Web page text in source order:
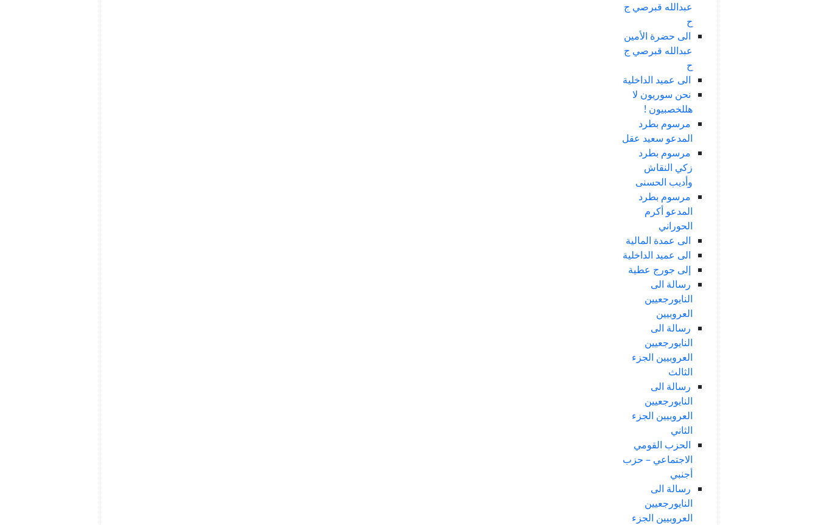
عبدالله قبرصي ج
ح
الى حضرة الأمين
عبدالله قبرصي ج
ح
الى عميد الداخلية
نحن سوريون لا
هللخصبيون !
مرسوم بطرد
المدعو سعيد عقل
مرسوم بطرد
زكي النقاش
وأديب الحسنى
مرسوم بطرد
المدعو أكرم
الحوراني
الى عمدة المالية
الى عميد الداخلية
إلى جورج عطية
رسالة الى
النايورجعيين
العروبيين
رسالة الى
النايورجعيين
العروبيين الجزء
الثالث
رسالة الى
النايورجعيين
العروبيين الجزء
الثاني
الحزب القومي
الاجتماعي – حزب
أجنبي
رسالة الى
النايورجعيين
العروبيين الجزء